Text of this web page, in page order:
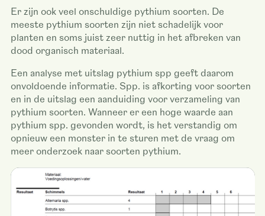
Er zijn ook veel onschuldige pythium soorten. De
meeste pythium soorten zijn niet schadelijk voor
planten en soms juist zeer nuttig in het afbreken van
dood organisch materiaal.
Een analyse met uitslag pythium spp geeft daarom
onvoldoende informatie. Spp. is afkorting voor soorten
en in de uitslag een aanduiding voor verzameling van
pythium soorten. Wanneer er een hoge waarde aan
pythium spp. gevonden wordt, is het verstandig om
opnieuw een monster in te sturen met de vraag om
meer onderzoek naar soorten pythium.